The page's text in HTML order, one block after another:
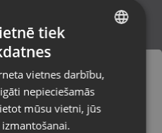
12 mēneši)
uz
RUSSIAN
tiek
vietnes darbību,
nepieciešamās
mūsu vietni, jūs